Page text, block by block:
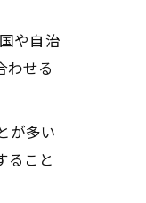
や自治
わせる
が多い
ること